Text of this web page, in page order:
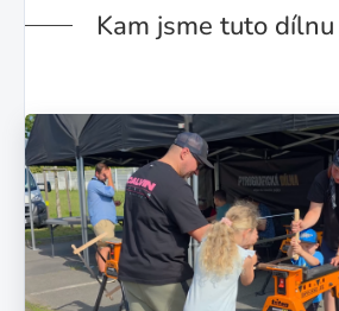
Kam jsme tuto